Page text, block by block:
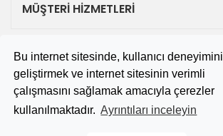
Bu internet sitesinde, kullanıcı deneyimini
geliştirmek ve internet sitesinin verimli
çalışmasını sağlamak amacıyla çerezler
kullanılmaktadır. Ayrıntıları inceleyin
MÜŞTERİ HİZMETLERİ
ALIŞVERİŞ